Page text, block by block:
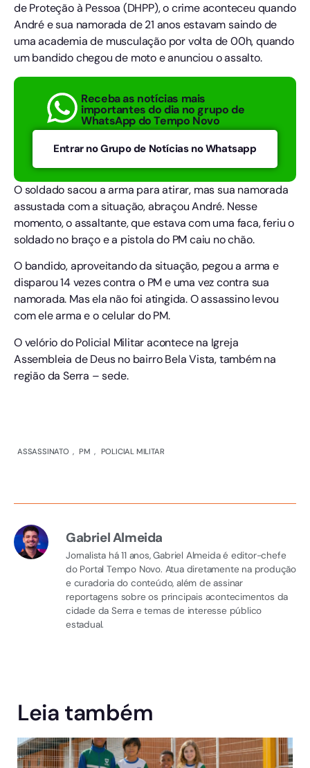
de Proteção à Pessoa (DHPP), o crime aconteceu quando
André e sua namorada de 21 anos estavam saindo de
uma academia de musculação por volta de 00h, quando
um bandido chegou de moto e anunciou o assalto.
Receba as notícias mais
importantes do dia no grupo de
WhatsApp do Tempo Novo
Entrar no Grupo de Notícias no Whatsapp
O soldado sacou a arma para atirar, mas sua namorada
assustada com a situação, abraçou André. Nesse
momento, o assaltante, que estava com uma faca, feriu o
soldado no braço e a pistola do PM caiu no chão.
O bandido, aproveitando da situação, pegou a arma e
disparou 14 vezes contra o PM e uma vez contra sua
namorada. Mas ela não foi atingida. O assassino levou
com ele arma e o celular do PM.
O velório do Policial Militar acontece na Igreja
Assembleia de Deus no bairro Bela Vista, também na
região da Serra – sede.
ASSASSINATO , PM , POLICIAL MILITAR
Gabriel Almeida
Jornalista há 11 anos, Gabriel Almeida é editor-chefe
do Portal Tempo Novo. Atua diretamente na produção
e curadoria do conteúdo, além de assinar
reportagens sobre os principais acontecimentos da
cidade da Serra e temas de interesse público
estadual.
Leia também